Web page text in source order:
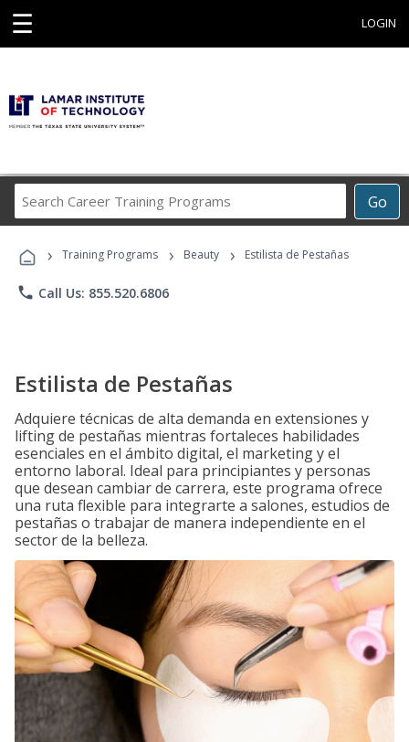
☰ LOGIN
Go
Career
Programs
› Training Programs › Beauty › Estilista de Pestañas
phone Call Us: 855.520.6806
Estilista de Pestañas
Adquiere técnicas de alta demanda en extensiones y
lifting de pestañas mientras fortaleces habilidades
esenciales en el ámbito digital, el marketing y el
entorno laboral. Ideal para principiantes y personas
que desean cambiar de carrera, este programa ofrece
una ruta flexible para integrarte a salones, estudios de
pestañas o trabajar de manera independiente en el
sector de la belleza.